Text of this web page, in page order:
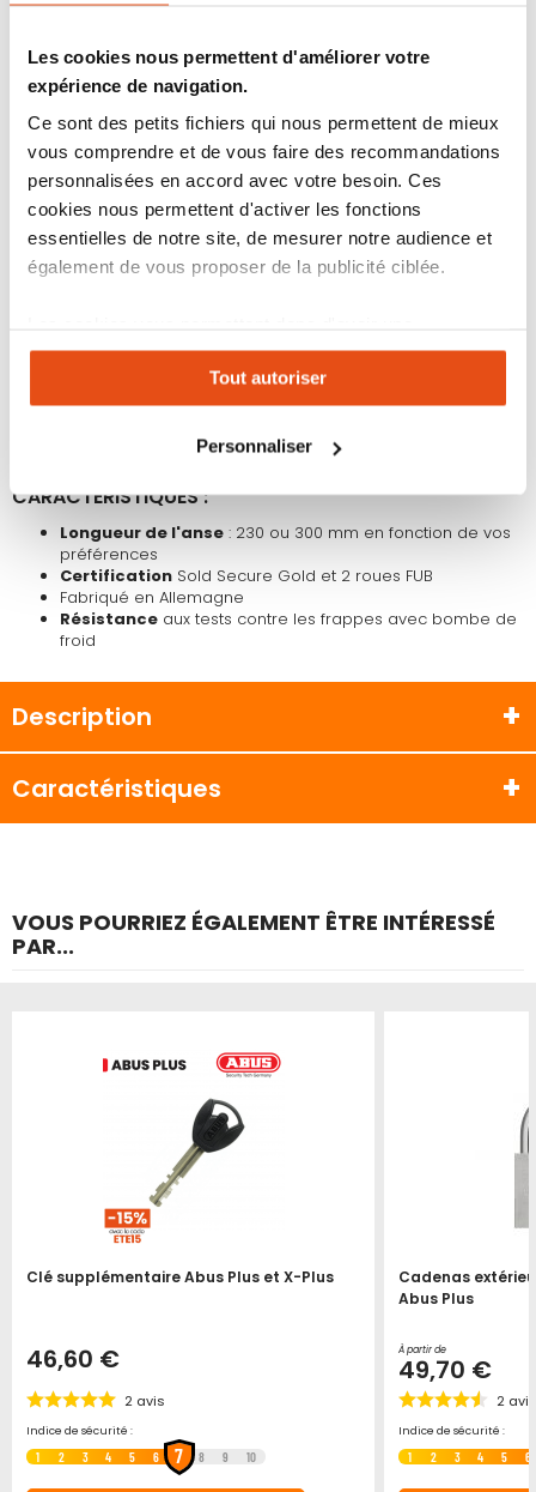
Les cookies nous permettent d'améliorer votre
expérience de navigation.
Ce sont des petits fichiers qui nous permettent de mieux
vous comprendre et de vous faire des recommandations
personnalisées en accord avec votre besoin. Ces
cookies nous permettent d'activer les fonctions
essentielles de notre site, de mesurer notre audience et
également de vous proposer de la publicité ciblée.
expérience personnalisée sur notre site. Vous pouvez
changer votre choix à n'importe quel moment. Refuser
tous les cookies peut limiter certaines fonctionnalités.
Tout autoriser
Personnaliser
Cylindre ABUS PLUS et technologie cellulaire ABUS
brevetée pour unesécurité renforcée
Double verrouillage
Résistanceaux tentatives de crochetage, coups et
torsions
Livré avec un double de clé et une carte de propriétaire
pour faire une reproduction de clés en toute sécurité
La sériePlus, à laquelle appartient l'antivol vélo, qui vous
permet, en option, de fabriquer plusieurs antivols et
cadenas qui s’ouvrent avec la même clé.
PLUS s'ouvrant tous avec les mêmes clés
tous les produits
Délai de fabrication : environ10/15 jours
CARACTÉRISTIQUES :
Longueur de l'anse : 230 ou 300 mm en fonction de vos
préférences
Certification Sold Secure Gold et 2 roues FUB
Fabriqué en Allemagne
Résistance aux tests contre les frappes avec bombe de
froid
Description
Caractéristiques
VOUS POURRIEZ ÉGALEMENT ÊTRE INTÉRESSÉ
PAR...
Clé supplémentaire Abus Plus et X-Plus
46,60 €
2 avis
Indice de sécurité :
1 2 3 4 5 6 7 8 9 10
Cadenas
Abus Plus
À partir de
49,70 €
2 avis
Indice de sécurité :
1 2 3 4 5 6